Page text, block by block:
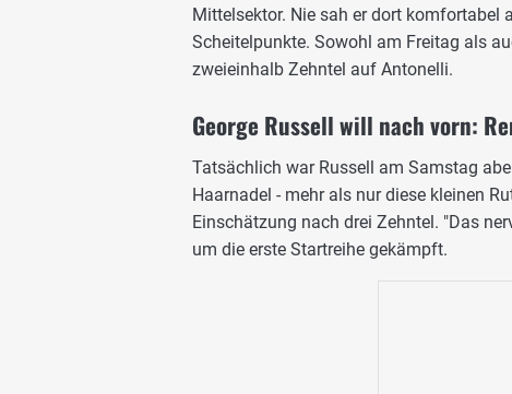
Mittelsektor. Nie sah er dort komfortabel
Scheitelpunkte. Sowohl am Freitag als
zweieinhalb Zehntel auf Antonelli.
George Russell will nach vorn:
Tatsächlich war Russell am Samstag
Haarnadel - mehr als nur diese kleinen
Einschätzung nach drei Zehntel. "Das
um die erste Startreihe gekämpft.